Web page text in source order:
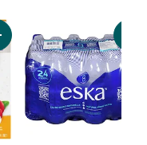
12 bouteilles au
Boisson pétillante à